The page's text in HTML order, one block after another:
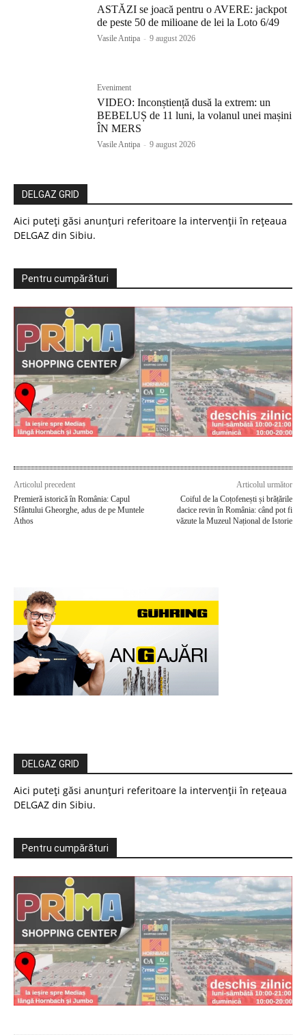
ASTĂZI se joacă pentru o AVERE: jackpot
de peste 50 de milioane de lei la Loto 6/49
Vasile Antipa - 9 august 2026
Eveniment
VIDEO: Inconștiență dusă la extrem: un
BEBELUȘ de 11 luni, la volanul unei mașini
ÎN MERS
Vasile Antipa - 9 august 2026
DELGAZ GRID
Aici puteți găsi anunțuri referitoare la intervenții în rețeaua
DELGAZ din Sibiu.
Pentru cumpărături
Articolul precedent
Premieră istorică în România: Capul
Sfântului Gheorghe, adus de pe Muntele
Athos
Articolul următor
Coiful de la Coțofenești și brățările
dacice revin în România: când pot fi
văzute la Muzeul Național de Istorie
DELGAZ GRID
Aici puteți găsi anunțuri referitoare la intervenții în rețeaua
DELGAZ din Sibiu.
Pentru cumpărături